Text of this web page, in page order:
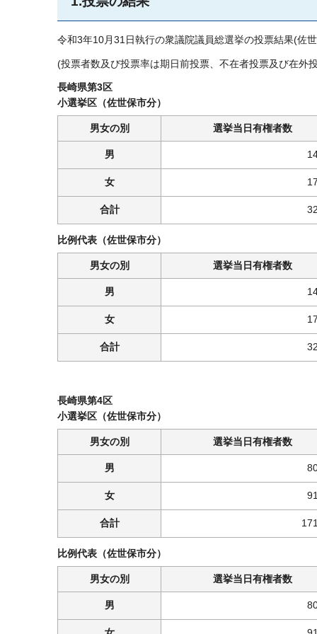
令和3年10月31日執行の衆議院議員総選挙の投票結果(佐
(投票者数及び投票率は期日前投票、不在者投票及び在外
長崎県第3区
小選挙区（佐世保市分）
男女の別 選挙当日有権者数
男
女
合計
比例代表（佐世保市分）
男女の別 選挙当日有権者数
男
女
合計
長崎県第4区
小選挙区（佐世保市分）
男女の別 選挙当日有権者数
男
女
合計
比例代表（佐世保市分）
男女の別 選挙当日有権者数
男